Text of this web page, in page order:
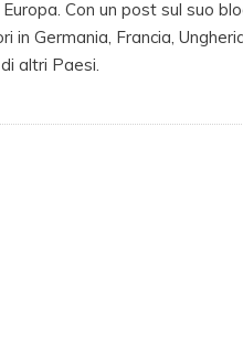
Le
Con un post sul suo
Germania, Francia,
altri Paesi.